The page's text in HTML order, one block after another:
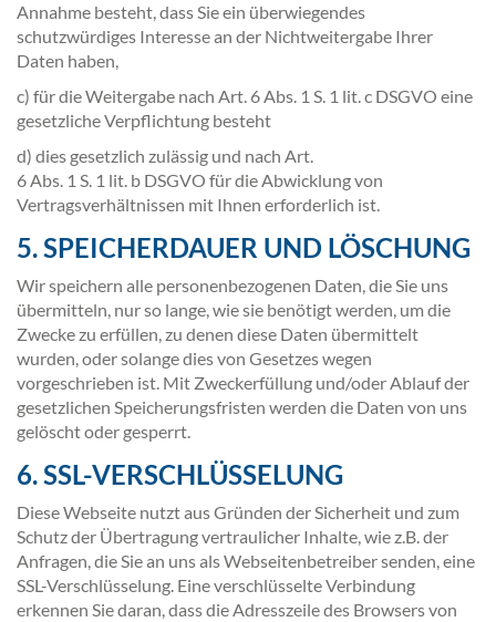
Annahme besteht, dass Sie ein überwiegendes
schutzwürdiges Interesse an der Nichtweitergabe Ihrer
Daten haben,
c) für die Weitergabe nach Art. 6 Abs. 1 S. 1 lit. c DSGVO eine
gesetzliche Verpflichtung besteht
d) dies gesetzlich zulässig und nach Art.
6 Abs. 1 S. 1 lit. b DSGVO für die Abwicklung von
Vertragsverhältnissen mit Ihnen erforderlich ist.
5. SPEICHERDAUER UND LÖSCHUNG
Wir speichern alle personenbezogenen Daten, die Sie uns
übermitteln, nur so lange, wie sie benötigt werden, um die
Zwecke zu erfüllen, zu denen diese Daten übermittelt
wurden, oder solange dies von Gesetzes wegen
vorgeschrieben ist. Mit Zweckerfüllung und/oder Ablauf der
gesetzlichen Speicherungsfristen werden die Daten von uns
gelöscht oder gesperrt.
6. SSL-VERSCHLÜSSELUNG
Diese Webseite nutzt aus Gründen der Sicherheit und zum
Schutz der Übertragung vertraulicher Inhalte, wie z.B. der
Anfragen, die Sie an uns als Webseitenbetreiber senden, eine
SSL-Verschlüsselung. Eine verschlüsselte Verbindung
erkennen Sie daran, dass die Adresszeile des Browsers von